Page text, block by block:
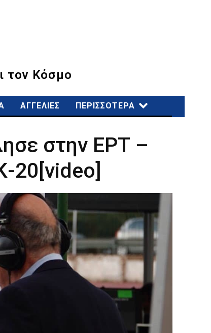
τον Κόσμο
ΑΓΓΕΛΙΕΣ ΠΕΡΙΣΣΟΤΕΡΑ
στην ΕΡΤ –
20[video]